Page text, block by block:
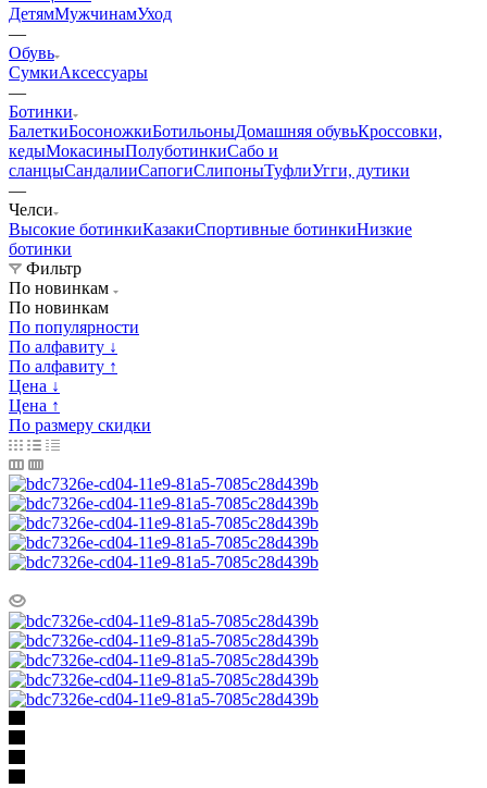
ДетямМужчинамУход
—
Обувь
СумкиАксессуары
—
Ботинки
БалеткиБосоножкиБотильоныДомашняя обувьКроссовки,
кедыМокасиныПолуботинкиСабо и
сланцыСандалииСапогиСлипоныТуфлиУгги, дутики
—
Челси
Высокие ботинкиКазакиСпортивные ботинкиНизкие
ботинки
Фильтр
По новинкам
По новинкам
По популярности
По алфавиту ↓
По алфавиту ↑
Цена ↓
Цена ↑
По размеру скидки